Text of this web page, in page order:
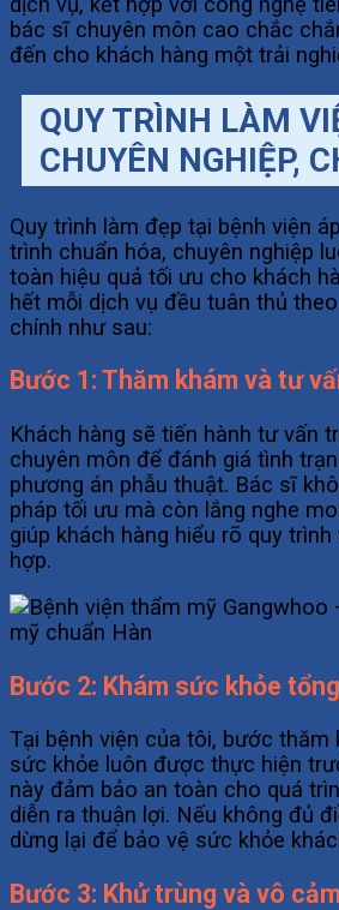
bác sĩ chuyên môn cao chắc
đến cho khách hàng một trải
QUY TRÌNH LÀM
CHUYÊN NGHIỆP,
Quy trình làm đẹp tại bệnh viện
trình chuẩn hóa, chuyên nghiệp
toàn hiệu quả tối ưu cho khách
hết mỗi dịch vụ đều tuân thủ
chính như sau:
Bước 1: Thăm khám và tư
Khách hàng sẽ tiến hành tư vấn
chuyên môn để đánh giá tình
phương án phẫu thuật. Bác sĩ
pháp tối ưu mà còn lắng nghe
giúp khách hàng hiểu rõ quy
hợp.
Bước 2: Khám sức khỏe
Tại bệnh viện của tôi, bước thăm
sức khỏe luôn được thực hiện
này đảm bảo an toàn cho quá
diễn ra thuận lợi. Nếu không đủ
dừng lại để bảo vệ sức khỏe
Bước 3: Khử trùng và vô cảm